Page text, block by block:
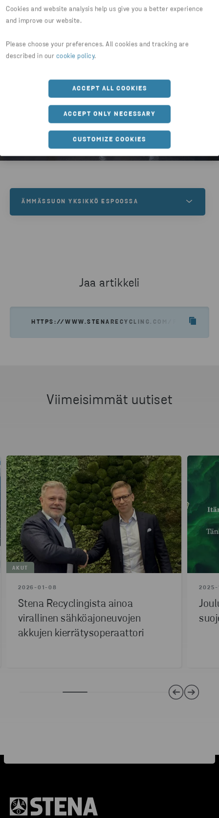
Cookies and website analysis help us give you a better experience
and improve our website.
Please choose your preferences. All cookies and tracking are
described in our cookie policy.
ACCEPT ALL COOKIES
ACCEPT ONLY NECESSARY
CUSTOMIZE COOKIES
asiakkaalta.
ÄMMÄSSUON YKSIKKÖ ESPOOSSA
Jaa artikkeli
HTTPS://WWW.STENARECYCLING.COM/FI/
Viimeisimmät uutiset
AKUT
2026-01-08
Stena Recyclingista ainoa
virallinen sähköajoneuvojen
akkujen kierrätysoperaattori
2025-